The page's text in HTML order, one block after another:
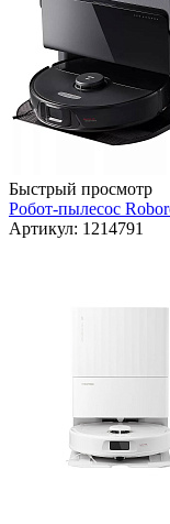
Быстрый просмотр
Робот-пылесос
Артикул: 1214791